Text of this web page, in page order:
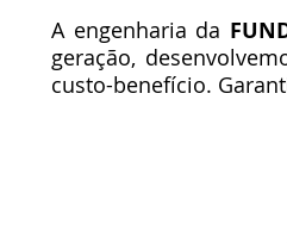
A engenharia da
geração,
custo-benefício.